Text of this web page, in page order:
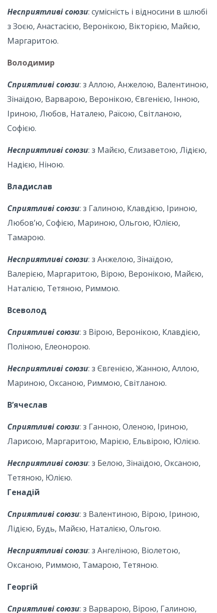
Несприятливі союзи: сумісність і відносини в шлюбі
з Зоєю, Анастасією, Веронікою, Вікторією, Майєю,
Маргаритою.
Володимир
Сприятливі союзи: з Аллою, Анжелою, Валентиною,
Зінаїдою, Варварою, Веронікою, Євгенією, Інною,
Іриною, Любов, Наталею, Раїсою, Світланою,
Софією.
Несприятливі союзи: з Майєю, Єлизаветою, Лідією,
Надією, Ніною.
Владислав
Сприятливі союзи: з Галиною, Клавдією, Іриною,
Любов’ю, Софією, Мариною, Ольгою, Юлією,
Тамарою.
Несприятливі союзи: з Анжелою, Зінаїдою,
Валерією, Маргаритою, Вірою, Веронікою, Майєю,
Наталією, Тетяною, Риммою.
Всеволод
Сприятливі союзи: з Вірою, Веронікою, Клавдією,
Поліною, Елеонорою.
Несприятливі союзи: з Євгенією, Жанною, Аллою,
Мариною, Оксаною, Риммою, Світланою.
В’ячеслав
Сприятливі союзи: з Ганною, Оленою, Іриною,
Ларисою, Маргаритою, Марією, Ельвірою, Юлією.
Несприятливі союзи: з Белою, Зінаїдою, Оксаною,
Тетяною, Юлією.
Генадій
Сприятливі союзи: з Валентиною, Вірою, Іриною,
Лідією, Будь, Майєю, Наталією, Ольгою.
Несприятливі союзи: з Ангеліною, Віолетою,
Оксаною, Риммою, Тамарою, Тетяною.
Георгій
Сприятливі союзи: з Варварою, Вірою, Галиною,